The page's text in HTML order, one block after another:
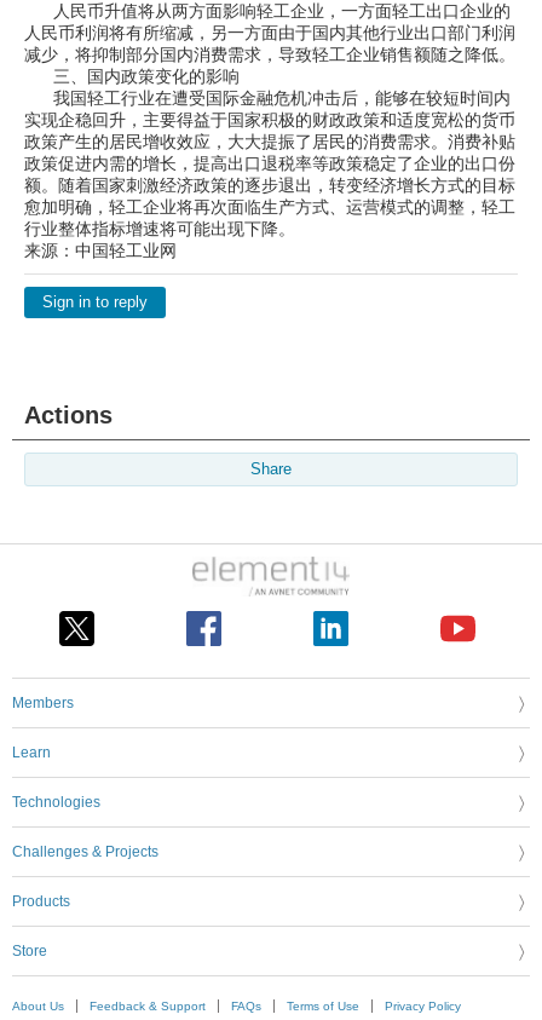
人民币升值将从两方面影响轻工企业，一方面轻工出口企业的
人民币利润将有所缩减，另一方面由于国内其他行业出口部门利润
减少，将抑制部分国内消费需求，导致轻工企业销售额随之降低。
三、国内政策变化的影响
我国轻工行业在遭受国际金融危机冲击后，能够在较短时间内
实现企稳回升，主要得益于国家积极的财政政策和适度宽松的货币
政策产生的居民增收效应，大大提振了居民的消费需求。消费补贴
政策促进内需的增长，提高出口退税率等政策稳定了企业的出口份
额。随着国家刺激经济政策的逐步退出，转变经济增长方式的目标
愈加明确，轻工企业将再次面临生产方式、运营模式的调整，轻工
行业整体指标增速将可能出现下降。
来源：中国轻工业网
Sign in to reply
Actions
Share
Members
Learn
Technologies
Challenges & Projects
Products
Store
About Us Feedback & Support FAQs Terms of Use Privacy Policy